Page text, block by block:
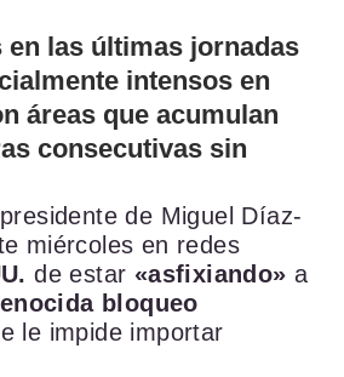
en las últimas jornadas
intensos en
áreas que acumulan
consecutivas sin
de Miguel Díaz-
miércoles en redes
de estar «asfixiando» a
bloqueo
le impide importar